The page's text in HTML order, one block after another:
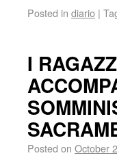
Posted in diario |
I
Posted on October